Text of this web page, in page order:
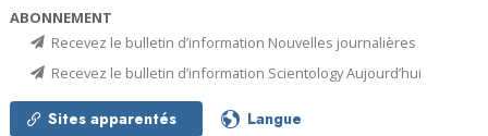
ABONNEMENT
Recevez le bulletin d’information Nouvelles journalières
Recevez le bulletin d’information Scientology Aujourd’hui
Sites apparentés Langue